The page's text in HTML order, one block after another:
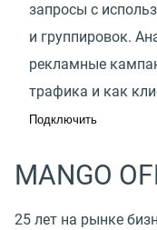
запросы с
и группировок.
рекламные
трафика и как
Подключить
MANGO
25 лет на рынке